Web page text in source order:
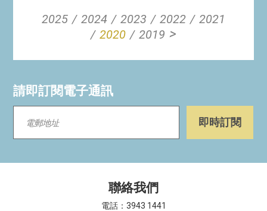
2025
2024 2023 2022
2021
2020
2019 >
請即訂閱電子通訊
聯絡我們
電話：3943 1441